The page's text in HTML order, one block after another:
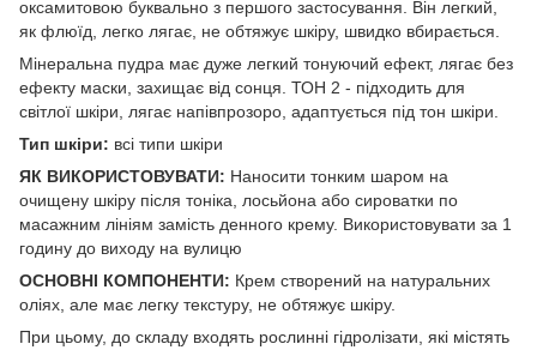
оксамитовою буквально з першого застосування. Він легкий,
як флюїд, легко лягає, не обтяжує шкіру, швидко вбирається. ⠀
Мінеральна пудра має дуже легкий тонуючий ефект, лягає без
ефекту маски, захищає від сонця. ТОН 2 - підходить для
світлої шкіри, лягає напівпрозоро, адаптується під тон шкіри.
Тип шкіри: всі типи шкіри
ЯК ВИКОРИСТОВУВАТИ: Наносити тонким шаром на
очищену шкіру після тоніка, лосьйона або сироватки по
масажним лініям замість денного крему. Використовувати за 1
годину до виходу на вулицю
ОСНОВНІ КОМПОНЕНТИ: Крем створений на натуральних
оліях, але має легку текстуру, не обтяжує шкіру.
При цьому, до складу входять рослинні гідролізати, які містять